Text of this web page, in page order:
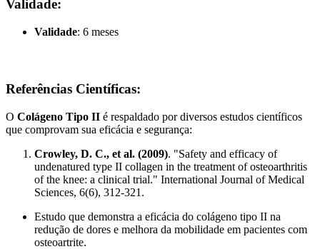
Validade:
Validade: 6 meses
Referências Científicas:
O Colágeno Tipo II é respaldado por diversos estudos científicos
que comprovam sua eficácia e segurança:
Crowley, D. C., et al. (2009). "Safety and efficacy of
undenatured type II collagen in the treatment of osteoarthritis
of the knee: a clinical trial." International Journal of Medical
Sciences, 6(6), 312-321.
Estudo que demonstra a eficácia do colágeno tipo II na
redução de dores e melhora da mobilidade em pacientes com
osteoartrite.